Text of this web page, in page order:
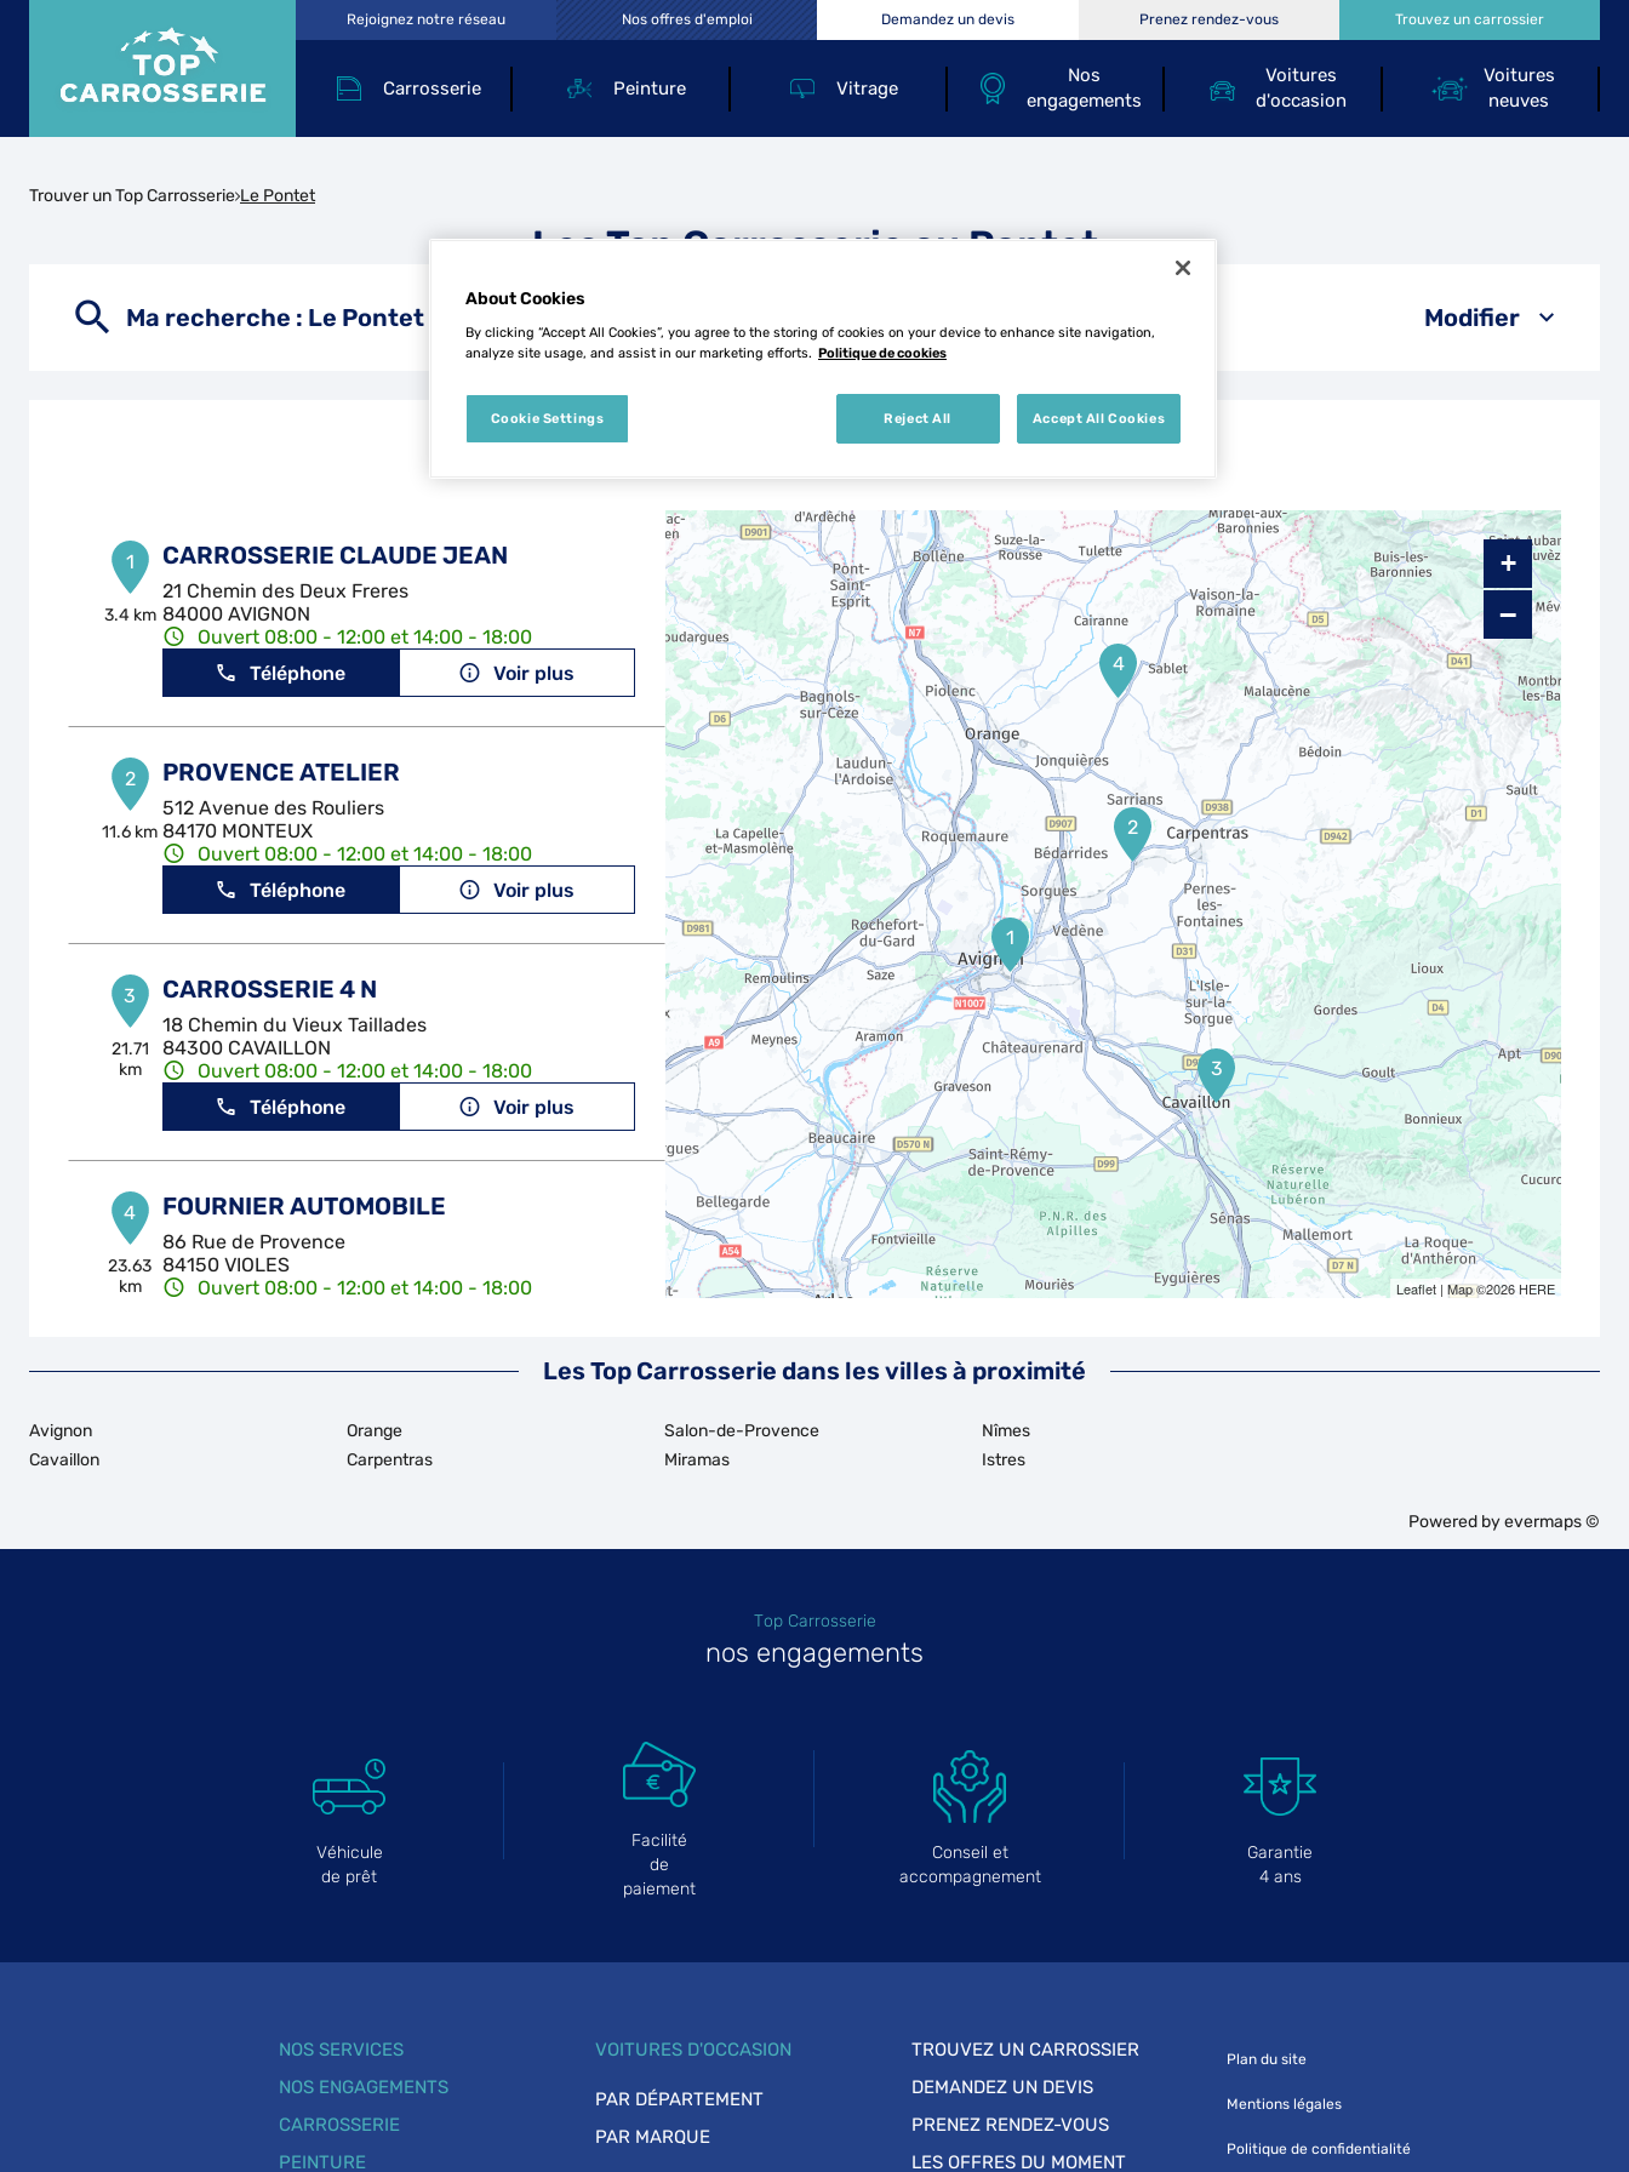
Carrosserie Peinture Vitrage
Nos
engagements
Voitures
d'occasion
Voitures
neuves
Rejoignez notre réseau Nos offres d'emploi Demandez un devis Prenez rendez-vous Trouvez un carrossier
Trouver un Top Carrosserie Le Pontet
Les Top Carrosserie au Pontet
Ma recherche : Le Pontet Modifier
1
3.4 km
CARROSSERIE CLAUDE JEAN
21 Chemin des Deux Freres
84000 AVIGNON
Ouvert 08:00 - 12:00 et 14:00 - 18:00
Téléphone
Voir plus
2
11.6 km
PROVENCE ATELIER
512 Avenue des Rouliers
84170 MONTEUX
Ouvert 08:00 - 12:00 et 14:00 - 18:00
Téléphone
Voir plus
3
21.71
km
CARROSSERIE 4 N
18 Chemin du Vieux Taillades
84300 CAVAILLON
Ouvert 08:00 - 12:00 et 14:00 - 18:00
Téléphone
Voir plus
4
23.63
km
FOURNIER AUTOMOBILE
86 Rue de Provence
84150 VIOLES
Ouvert 08:00 - 12:00 et 14:00 - 18:00
4
3
2
1
+
−
Leaflet| Map ©2026HERE
Les Top Carrosserie dans les villes à proximité
Avignon
Cavaillon
Orange
Carpentras
Salon-de-Provence
Miramas
Nîmes
Istres
Powered byevermaps ©
Top Carrosserie
nos engagements
Véhicule
de prêt
Facilité
de
paiement
Conseil et
accompagnement
Garantie
4 ans
NOS SERVICES
NOS ENGAGEMENTS
CARROSSERIE
PEINTURE
VOITURES D'OCCASION
PAR DÉPARTEMENT
PAR MARQUE
TROUVEZ UN CARROSSIER
DEMANDEZ UN DEVIS
PRENEZ RENDEZ-VOUS
LES OFFRES DU MOMENT
Plan du site
Mentions légales
Politique de confidentialité
About Cookies
By clicking “Accept All Cookies”, you agree to the storing of cookies on your device to enhance site navigation,
analyze site usage, and assist in our marketing efforts. Politique de cookies
Reject All Accept All Cookies
Cookie Settings